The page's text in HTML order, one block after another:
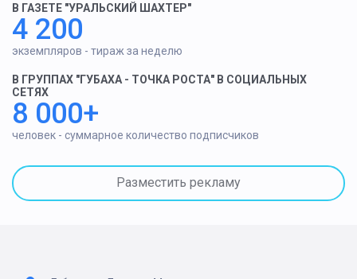
В ГАЗЕТЕ "УРАЛЬСКИЙ ШАХТЕР"
4 200
экземпляров - тираж за неделю
В ГРУППАХ "ГУБАХА - ТОЧКА РОСТА" В СОЦИАЛЬНЫХ
СЕТЯХ
8 000+
человек - суммарное количество подписчиков
Разместить рекламу